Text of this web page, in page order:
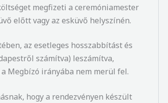
megfizeti a ceremóniamester
előtt vagy az esküvő helyszínén.
az esetleges hosszabbítást és
számítva) leszámítva,
Megbízó irányába nem merül fel.
hogy a rendezvényen készült